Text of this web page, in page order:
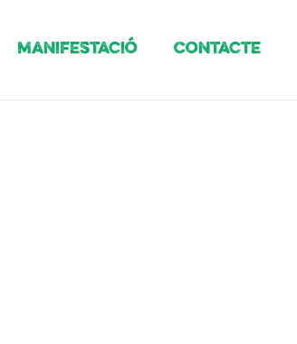
Manifestació Contacte